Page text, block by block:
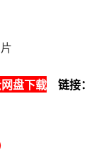
盘下载 链接：